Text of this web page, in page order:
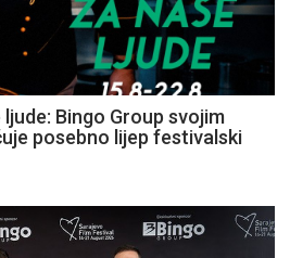
Bingo Group svojim
posebno lijep festivalski